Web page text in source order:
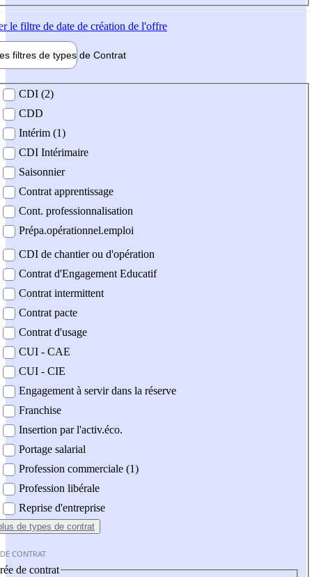
le filtre de date de création de l'offre
filtres de types de Contrat
contrat
CDI (2)
CDD
Intérim (1)
CDI Intérimaire
Saisonnier
Contrat apprentissage
Cont. professionnalisation
Prépa.opérationnel.emploi
CDI de chantier ou d'opération
Contrat d'Engagement Educatif
Contrat intermittent
Contrat pacte
Contrat d'usage
CUI - CAE
CUI - CIE
Engagement à servir dans la réserve
Franchise
Insertion par l'activ.éco.
Portage salarial
Profession commerciale (1)
Profession libérale
Reprise d'entreprise
de types de contrat
CONTRAT
de contrat